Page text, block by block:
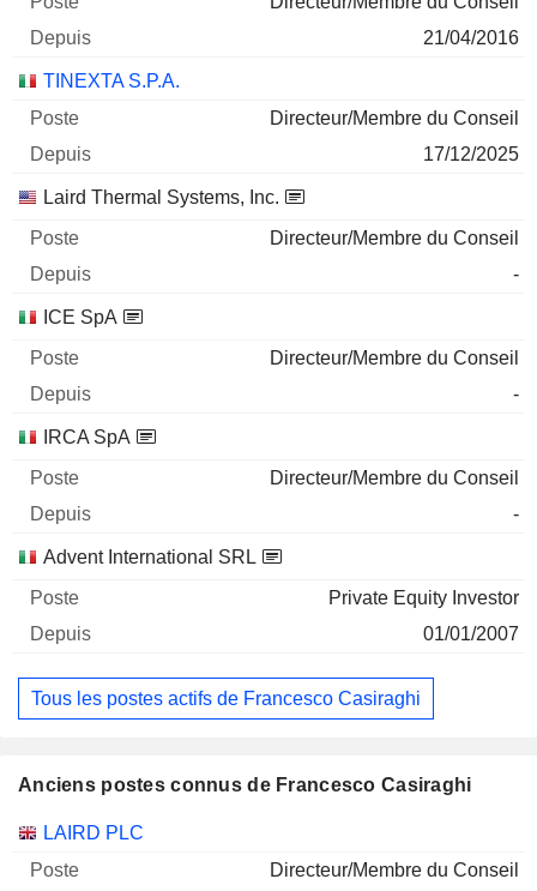
21/04/2016
TINEXTA S.P.A.
Directeur/Membre du Conseil
17/12/2025
Laird Thermal Systems, Inc.
Directeur/Membre du Conseil
-
ICE SpA
Directeur/Membre du Conseil
-
IRCA SpA
Directeur/Membre du Conseil
-
Advent International SRL
Private Equity Investor
01/01/2007
Tous les postes actifs de Francesco Casiraghi
Anciens postes connus de Francesco Casiraghi
Sociétés Poste
LAIRD PLC
Directeur/Membre du Conseil